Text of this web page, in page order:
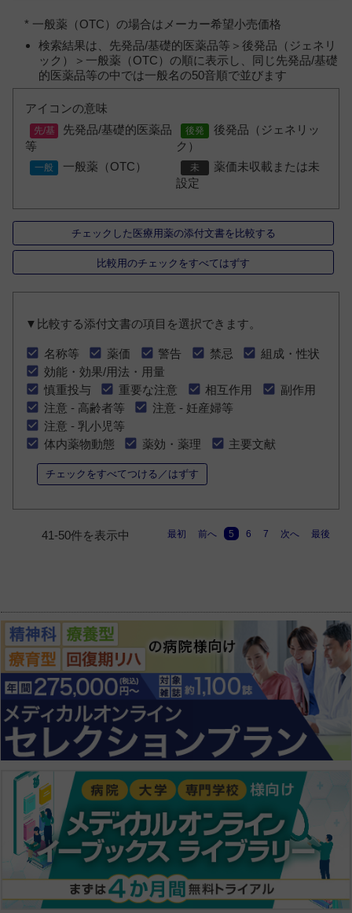
* 一般薬（OTC）の場合はメーカー希望小売価格
検索結果は、先発品/基礎的医薬品等＞後発品（ジェネリ
ック）＞一般薬（OTC）の順に表示し、同じ先発品/基礎
的医薬品等の中では一般名の50音順で並びます
アイコンの意味
先発品/基礎的医薬品
等
後発品（ジェネリッ
ク）
一般薬（OTC）
薬価未収載または未
設定
チェックした医療用薬の添付文書を比較する
比較用のチェックをすべてはずす
▼比較する添付文書の項目を選択できます。
名称等 薬価 警告 禁忌
組成・性状
効能・効果/用法・用量
慎重投与
重要な注意 相互作用
副作用
注意 - 高齢者等
注意 - 妊産婦等
注意 - 乳小児等
体内薬物動態
薬効・薬理 主要文献
チェックをすべてつける／はずす
41-50件を表示中 最初 前へ 5 6 7 次へ 最後